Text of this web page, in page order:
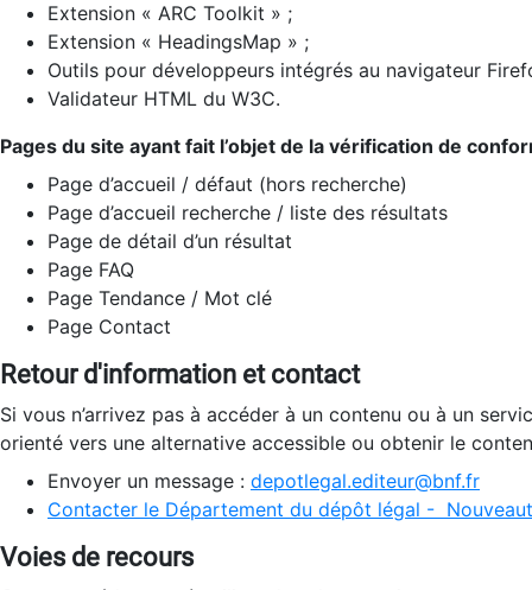
Extension « ARC Toolkit » ;
Extension « HeadingsMap » ;
Outils pour développeurs intégrés au navigateur
Validateur HTML du W3C.
Pages du site ayant fait l’objet de la vérification de
Page d’accueil / défaut (hors recherche)
Page d’accueil recherche / liste des résultats
Page de détail d’un résultat
Page FAQ
Page Tendance / Mot clé
Page Contact
Retour d'information et contact
Si vous n’arrivez pas à accéder à un contenu ou à un
orienté vers une alternative accessible ou obtenir le
Envoyer un message : depotlegal.editeur@bnf.fr
Contacter le Département du dépôt légal -
Voies de recours